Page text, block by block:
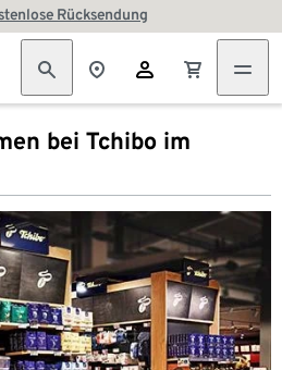
Rücksendung
bei Tchibo im